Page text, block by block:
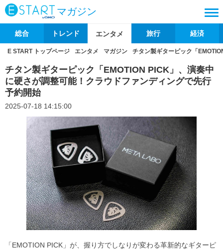
マガジン
総合 トレンド エンタメ 旅行 経済
E START トップページ エンタメ マガジン チタン製ギターピック「
チタン製ギターピック「EMOTION PICK」、演奏中
に硬さが調整可能！クラウドファンディングで先行
予約開始
2025-07-18 14:15:00
「EMOTION PICK」が、握り方でしなりが変わる革新的なギターピ